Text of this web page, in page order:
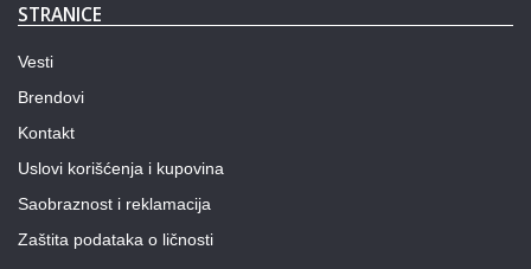
STRANICE
Vesti
Brendovi
Kontakt
Uslovi korišćenja i kupovina
Saobraznost i reklamacija
Zaštita podataka o ličnosti